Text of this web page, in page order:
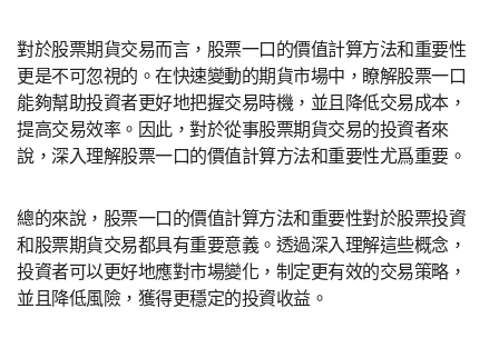
對於股票期貨交易而言，股票一口的價值計算方法和重要性
更是不可忽視的。在快速變動的期貨市場中，瞭解股票一口
能夠幫助投資者更好地把握交易時機，並且降低交易成本，
提高交易效率。因此，對於從事股票期貨交易的投資者來
說，深入理解股票一口的價值計算方法和重要性尤爲重要。
總的來說，股票一口的價值計算方法和重要性對於股票投資
和股票期貨交易都具有重要意義。透過深入理解這些概念，
投資者可以更好地應對市場變化，制定更有效的交易策略，
並且降低風險，獲得更穩定的投資收益。